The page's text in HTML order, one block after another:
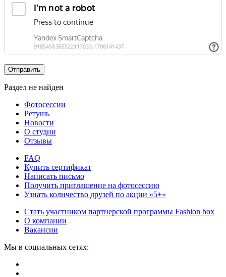
Отправить
Раздел не найден
Фотосессии
Ретушь
Новости
О студии
Отзывы
FAQ
Купить сертификат
Написать письмо
Получить приглашение на фотосессию
Узнать количество друзей по акции «5+»
Стать участником партнерской программы Fashion box
О компании
Вакансии
Мы в социальных сетях: